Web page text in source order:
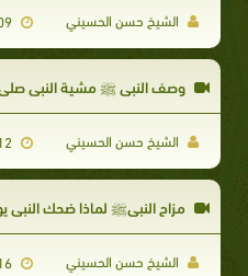
الشيخ حسن الحسيني 2021-02-09
وصف النبي ﷺ مشية النبي صلى
الشيخ حسن الحسيني
مزاح النبيﷺ لماذا ضحك النبي
الشيخ حسن الحسيني 2021-01-16